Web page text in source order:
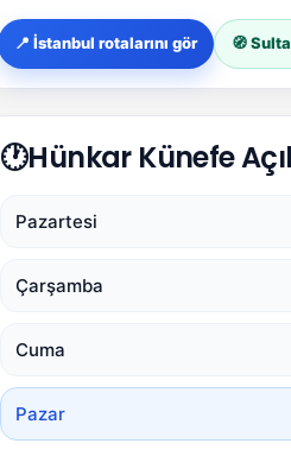
📍 İstanbul rotalarını gör 🧭
🕐Hünkar Künefe
Pazartesi
Çarşamba
Cuma
Pazar